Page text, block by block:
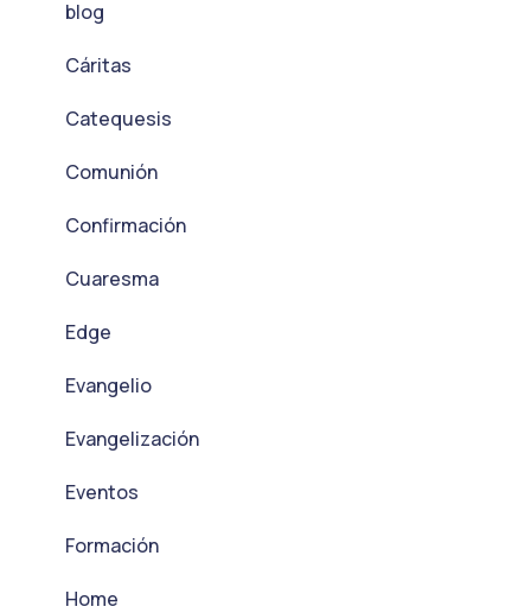
blog
Cáritas
Catequesis
Comunión
Confirmación
Cuaresma
Edge
Evangelio
Evangelización
Eventos
Formación
Home